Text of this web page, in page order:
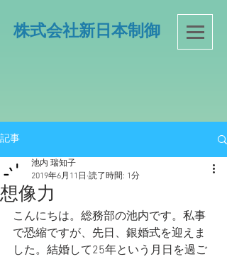
​株式会社新日本制御
記事
想像力
池内 瑞知子
2019年6月11日 読了時間: 1分
こんにちは。総務部の池内です。私事
で恐縮ですが、先日、銀婚式を迎えま
した。結婚して25年という月日を過ご